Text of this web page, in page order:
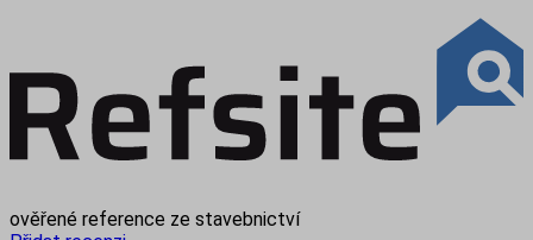
ověřené reference ze stavebnictví